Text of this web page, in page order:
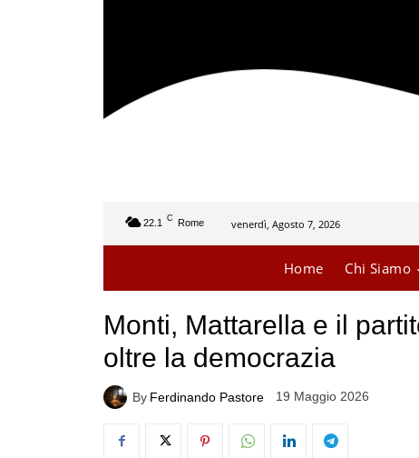
22.1 C Rome venerdì, Agosto 7, 2026
Home Chi Siamo
Monti, Mattarella e il
oltre la democrazia
By Ferdinando Pastore 19 Maggio 2026